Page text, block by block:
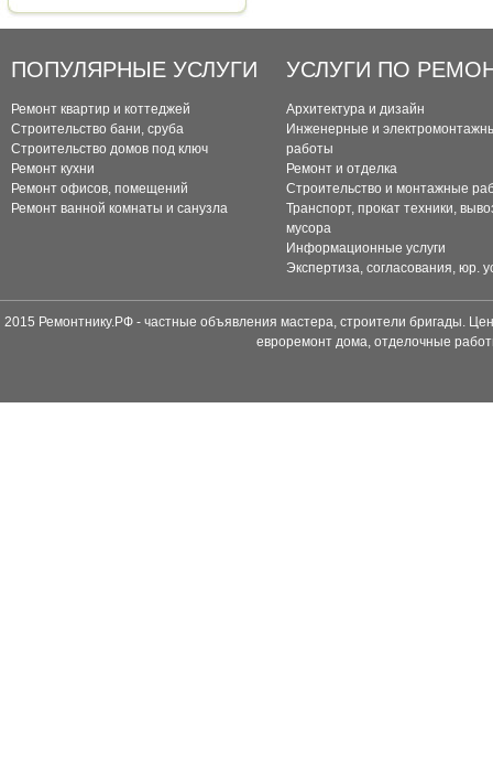
ПОПУЛЯРНЫЕ УСЛУГИ
Ремонт квартир и коттеджей
Строительство бани, сруба
Строительство домов под ключ
Ремонт кухни
Ремонт офисов, помещений
Ремонт ванной комнаты и санузла
УСЛУГИ ПО
Архитектура и дизайн
Инженерные и
работы
Ремонт и отделка
Строительство и монтажные
Транспорт, прокат техники,
мусора
Информационные услуги
Экспертиза, согласования, юр.
2015 Ремонтнику.РФ - частные объявления мастера, строители бригады.
евроремонт дома, отделочные